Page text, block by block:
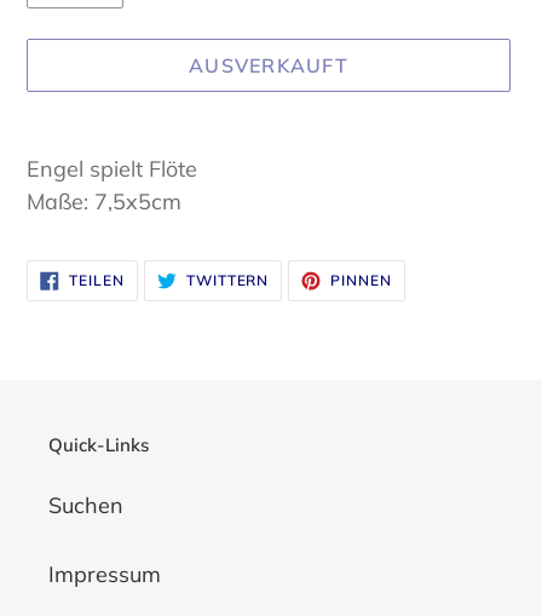
AUSVERKAUFT
wird
zum
Warenkorb
Engel spielt Flöte
Maße: 7,5x5cm
TEILEN
FACEBOOK
TEILEN
TWITTERN AUF
TWITTER
TWITTERN
PINNEN
PINNEN
Quick-Links
Suchen
Impressum